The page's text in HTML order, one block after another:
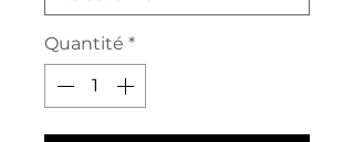
Quantité *